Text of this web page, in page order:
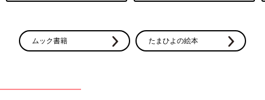
ムック書籍 たまひよの絵本